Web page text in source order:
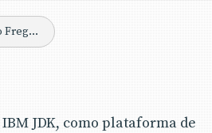
Artigo Java Magazine 78 - Java à Moda do Freguês
JDK, como plataforma de